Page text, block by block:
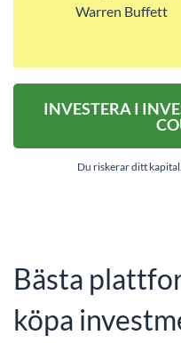
Warren Buffett
INVESTERA I
Du riskerar ditt
Bästa
köpa